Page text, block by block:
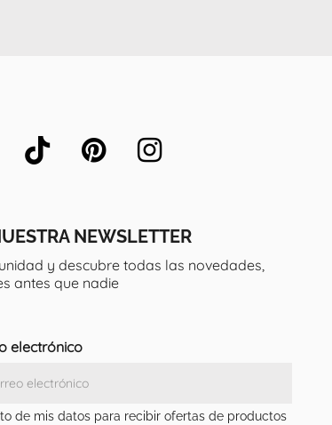
NEWSLETTER
y descubre todas las novedades,
antes que nadie
electrónico
de mis datos para recibir ofertas de productos